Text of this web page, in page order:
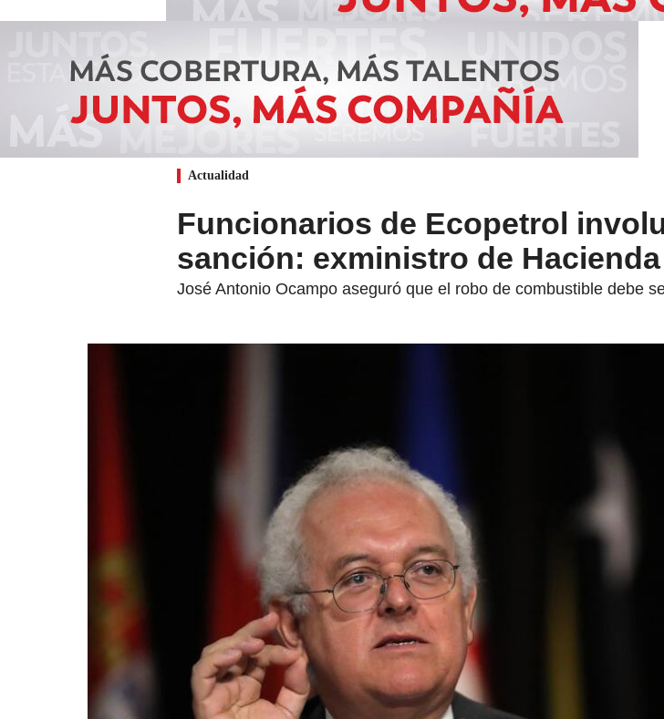
Actualidad
Funcionarios de Ecopetrol
sanción: exministro de Hacienda
José Antonio Ocampo aseguró que el robo de combustible debe